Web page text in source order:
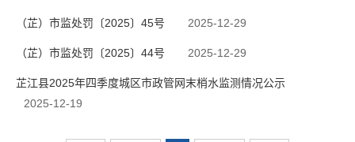
（芷）市监处罚〔2025〕45号 2025-12-29
（芷）市监处罚〔2025〕44号 2025-12-29
芷江县2025年四季度城区市政管网末梢水监测情况公示
2025-12-19